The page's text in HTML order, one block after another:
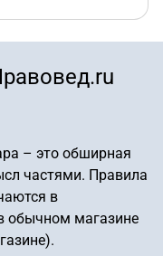
– это обширная
частями. Правила
в
обычном магазине